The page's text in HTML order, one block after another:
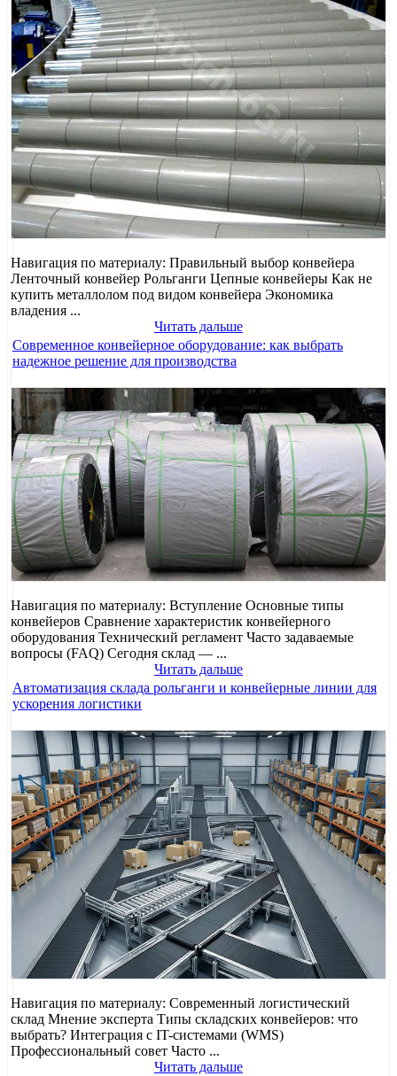
Навигация по материалу: Правильный выбор конвейера
Ленточный конвейер Рольганги Цепные конвейеры Как не
купить металлолом под видом конвейера Экономика
владения ...
Читать дальше
Современное конвейерное оборудование: как выбрать
надежное решение для производства
Навигация по материалу: Вступление Основные типы
конвейеров Сравнение характеристик конвейерного
оборудования Технический регламент Часто задаваемые
вопросы (FAQ) Сегодня склад — ...
Читать дальше
Автоматизация склада рольганги и конвейерные линии для
ускорения логистики
Навигация по материалу: Современный логистический
склад Мнение эксперта Типы складских конвейеров: что
выбрать? Интеграция с IT-системами (WMS)
Профессиональный совет Часто ...
Читать дальше